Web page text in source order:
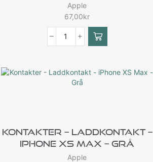
Apple
67,00kr
Kontakter – Laddkontakt –
IPhone XS Max – Grå
Apple